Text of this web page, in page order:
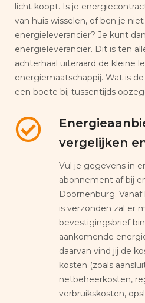
licht koopt. Is je
van huis wisselen, of ben je
energieleverancier? Je kunt
energieleverancier. Dit is ten
achterhaal uiteraard de kleine
energiemaatschappij. Wat is
een boete bij tussentijds
vergelijken
Vul je gegevens in
abonnement af bij
Doornenburg.
is verzonden zal er
bevestigingsbrief
aankomende
daarvan vind jij de
kosten (zoals
netbeheerkosten,
verbruikskosten,